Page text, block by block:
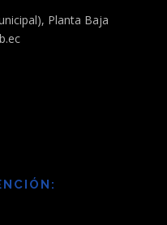
Planta Baja